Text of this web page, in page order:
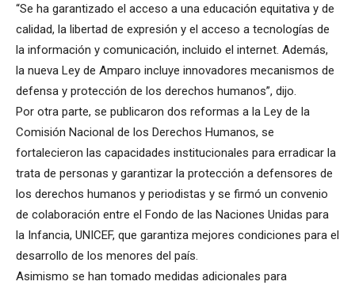
“Se ha garantizado el acceso a una educación equitativa y de
calidad, la libertad de expresión y el acceso a tecnologías de
la información y comunicación, incluido el internet. Además,
la nueva Ley de Amparo incluye innovadores mecanismos de
defensa y protección de los derechos humanos”, dijo.
Por otra parte, se publicaron dos reformas a la Ley de la
Comisión Nacional de los Derechos Humanos, se
fortalecieron las capacidades institucionales para erradicar la
trata de personas y garantizar la protección a defensores de
los derechos humanos y periodistas y se firmó un convenio
de colaboración entre el Fondo de las Naciones Unidas para
la Infancia, UNICEF, que garantiza mejores condiciones para el
desarrollo de los menores del país.
Asimismo se han tomado medidas adicionales para